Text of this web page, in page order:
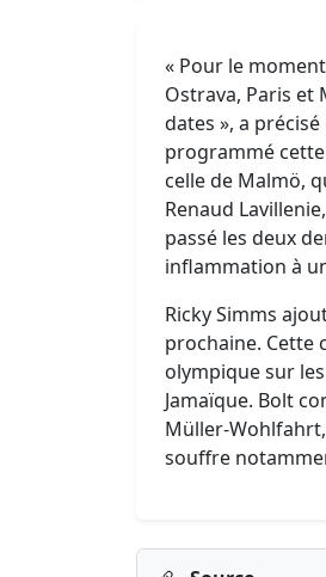
« Pour le
Ostrava, Paris et
dates », a
programmé
celle de Malmö,
Renaud
passé les deux
inflammation à
Ricky Simms
prochaine. Cette
olympique sur
Jamaïque. Bolt
Müller-
souffre